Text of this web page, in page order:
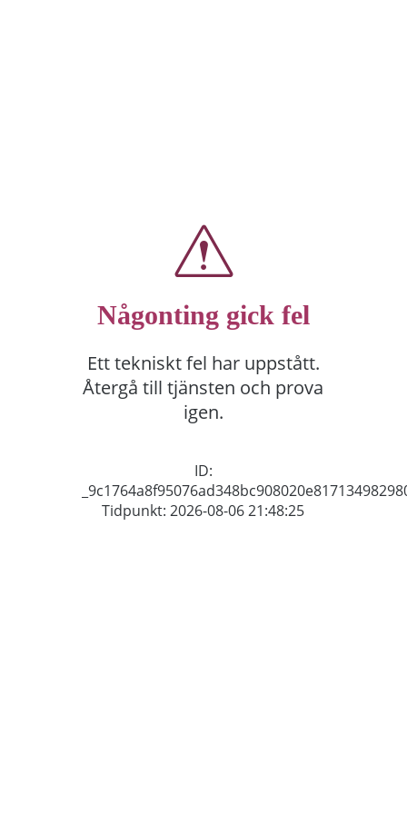
Någonting gick fel
Ett tekniskt fel har uppstått.
Återgå till tjänsten och prova
igen.
ID:
Tidpunkt: 2026-08-06 21:48:25